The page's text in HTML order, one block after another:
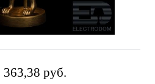
363,38 pуб.